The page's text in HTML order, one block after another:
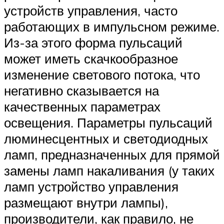
устройств управления, часто
работающих в импульсном режиме.
Из-за этого форма пульсаций
может иметь скачкообразное
изменение светового потока, что
негативно сказывается на
качественных параметрах
освещения. Параметры пульсаций
люминесцентных и светодиодных
ламп, предназначенных для прямой
замены ламп накаливания (у таких
ламп устройство управления
размещают внутри лампы),
производители, как правило, не